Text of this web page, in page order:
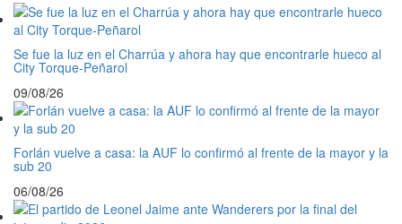
Se fue la luz en el Charrúa y ahora hay que encontrarle hueco al
City Torque-Peñarol
09/08/26
Forlán vuelve a casa: la AUF lo confirmó al frente de la mayor y la
sub 20
06/08/26